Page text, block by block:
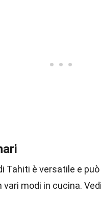
Tahiti è versatile e
vari modi in cucina.